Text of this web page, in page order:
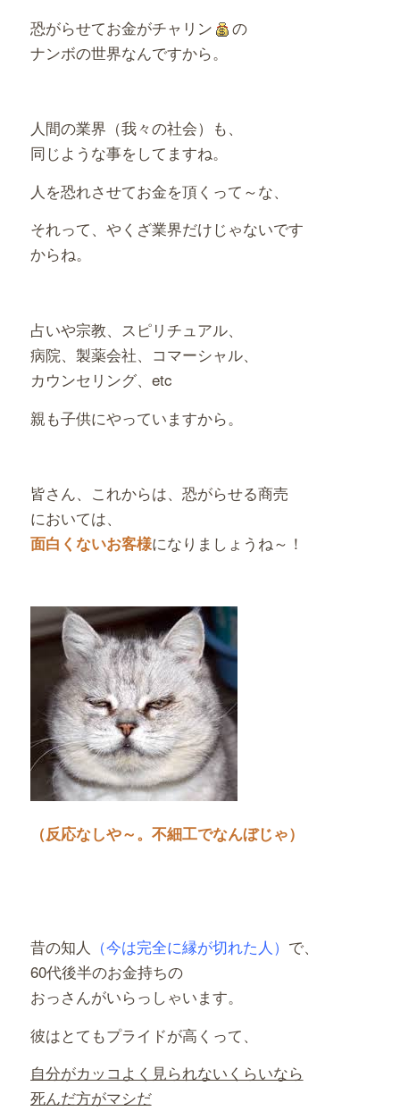
恐がらせてお金がチャリン
の
ナンボの世界なんですから。
人間の業界（我々の社会）も、
同じような事をしてますね。
人を恐れさせてお金を頂くって～な、
それって、やくざ業界だけじゃないです
からね。
占いや宗教、スピリチュアル、
病院、製薬会社、コマーシャル、
カウンセリング、etc
親も子供にやっていますから。
皆さん、これからは、恐がらせる商売
においては、
面白くないお客様になりましょうね～！
（反応なしや～。不細工でなんぼじゃ）
昔の知人 （今は完全に縁が切れた人） で、
60代後半のお金持ちの
おっさんがいらっしゃいます。
彼はとてもプライドが高くって、
自分がカッコよく見られないくらいなら
死んだ方がマシだ